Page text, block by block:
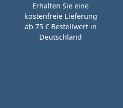
Erhalten Sie eine
kostenfreie Lieferung
ab 75 € Bestellwert in
Deutschland